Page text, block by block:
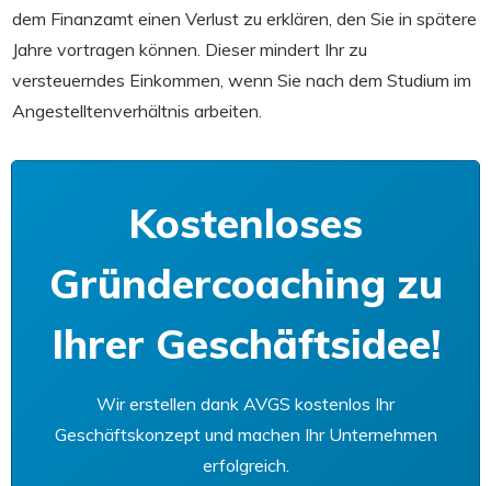
dem Finanzamt einen Verlust zu erklären, den Sie in spätere
Jahre vortragen können. Dieser mindert Ihr zu
versteuerndes Einkommen, wenn Sie nach dem Studium im
Angestelltenverhältnis arbeiten.
Kostenloses
Gründercoaching zu
Ihrer Geschäftsidee!
Wir erstellen dank AVGS kostenlos Ihr
Geschäftskonzept und machen Ihr Unternehmen
erfolgreich.